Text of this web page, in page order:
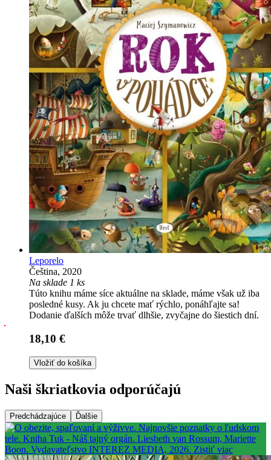
Leporelo
Čeština, 2020
Na sklade 1 ks
Túto knihu máme síce aktuálne na sklade, máme však už iba
posledné kusy. Ak ju chcete mať rýchlo, ponáhľajte sa!
Dodanie ďalších môže trvať dlhšie, zvyčajne do šiestich dní.
18,10 €
Vložiť do košíka
Naši škriatkovia odporúčajú
Predchádzajúce Ďalšie